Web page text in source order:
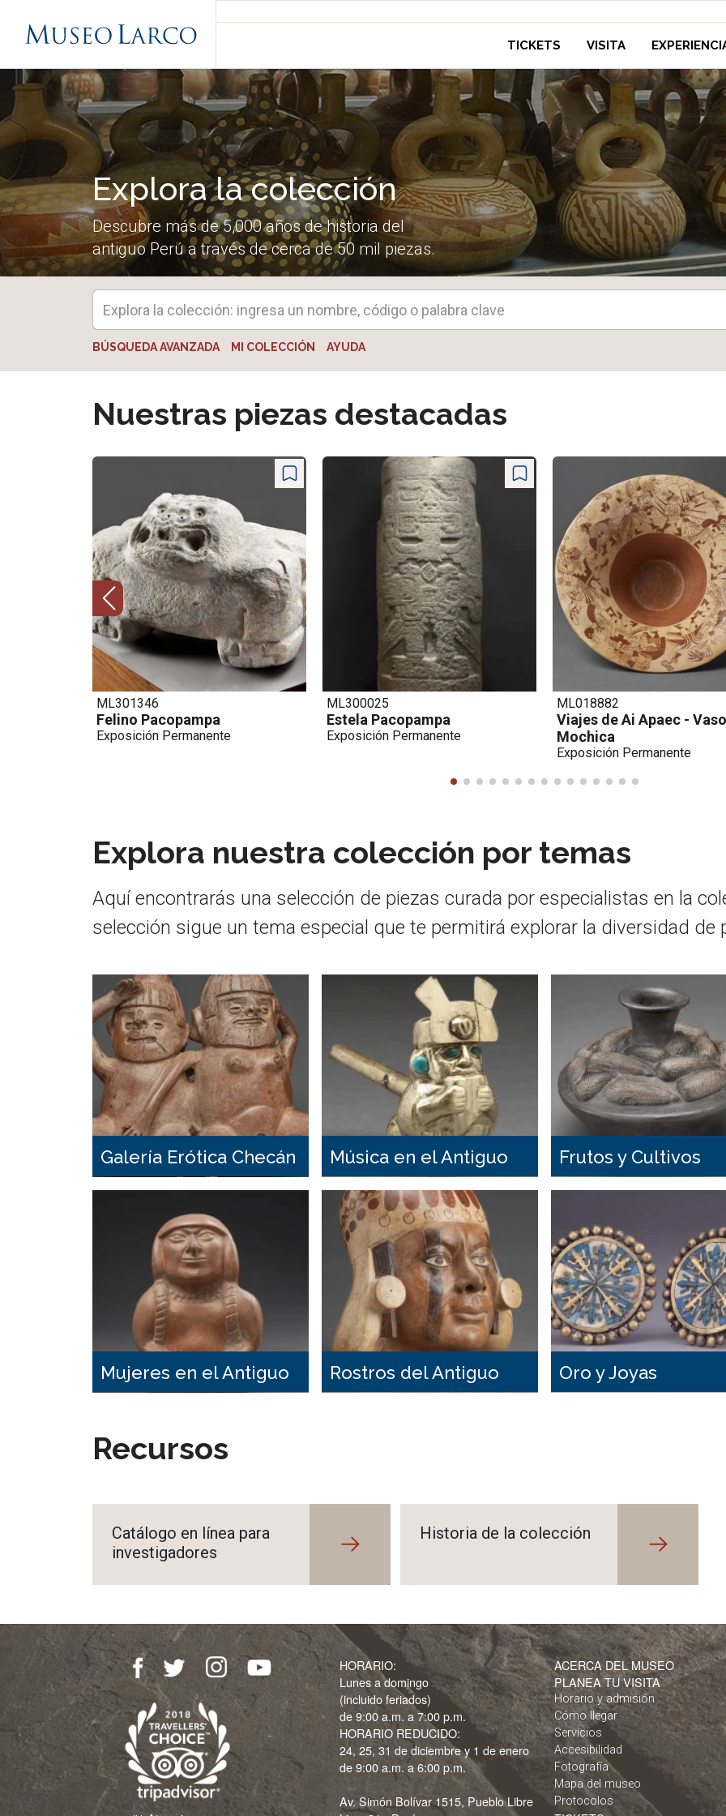
TICKETS VISITA
Explora la colección
Descubre más de 5,000 años de historia del
antiguo Perú a través de cerca de 50 mil piezas.
BÚSQUEDA AVANZADA MI COLECCIÓN AYUDA
Nuestras piezas destacadas
ML300025
Estela Pacopampa
Exposición Permanente
ML018882
Viajes de Ai Apaec - Vaso
Mochica
ML003022
Ai Apaec - Botella
Exposición Permanente
Explora nuestra colección por temas
Aquí encontrarás una selección de piezas curada por especialistas en la
selección sigue un tema especial que te permitirá explorar la diversidad de
Galería Erótica Checán
Música en el Antiguo
Perú
Frutos y Cultivos
Mujeres en el Antiguo
Perú
Rostros del Antiguo
Perú
Oro y Joyas
Recursos
Catálogo en línea para
investigadores
Historia de la colección
HORARIO:
Lunes a domingo
(incluido feriados)
de 9:00 a.m. a 7:00 p.m.
HORARIO REDUCIDO:
24, 25, 31 de diciembre y 1 de enero
de 9:00 a.m. a 6:00 p.m.
Av. Simón Bolívar 1515, Pueblo Libre
ACERCA DEL MUSEO
PLANEA TU VISITA
Horario y admisión
Cómo llegar
Servicios
Accesibilidad
Fotografía
Mapa del museo
Protocolos